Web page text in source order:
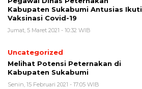
Kabupaten Sukabumi Antusias Ikuti
Vaksinasi Covid-19
Jumat, 5 Maret 2021 - 10:32 WIB
Uncategorized
Melihat Potensi Peternakan di
Kabupaten Sukabumi
Senin, 15 Februari 2021 - 17:05 WIB